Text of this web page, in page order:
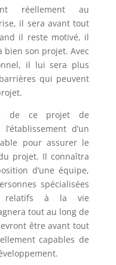
réellement au
il sera avant tout
il reste motivé, il
son projet. Avec
il lui sera plus
qui peuvent
de ce projet de
d’un
pour assurer le
projet. Il connaîtra
d’une équipe,
spécialisées
relatifs à la vie
tout au long de
être avant tout
capables de